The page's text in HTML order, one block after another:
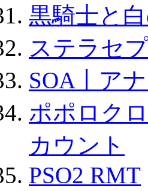
黒騎士と
ステラセ
SOA丨ア
ポポロク
カウント
PSO2 RMT